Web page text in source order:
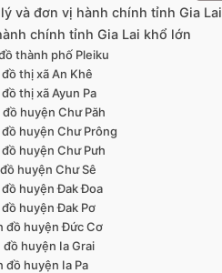
và đơn vị hành chính tỉnh Gia Lai
chính tỉnh Gia Lai khổ lớn
thành phố Pleiku
đồ thị xã An Khê
đồ thị xã Ayun Pa
đồ huyện Chư Păh
đồ huyện Chư Prông
đồ huyện Chư Pưh
huyện Chư Sê
đồ huyện Đak Đoa
đồ huyện Đak Pơ
đồ huyện Đức Cơ
đồ huyện Ia Grai
đồ huyện Ia Pa